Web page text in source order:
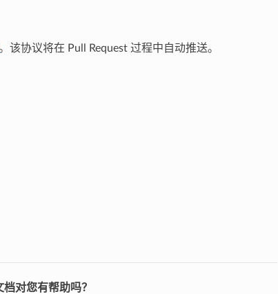
该协议将在 Pull Request 过程中自动推送。
档对您有帮助吗？